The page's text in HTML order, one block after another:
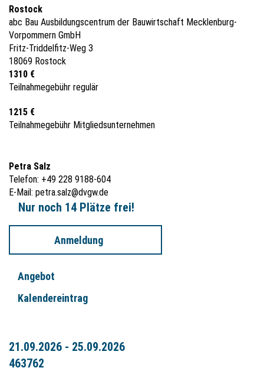
Rostock
abc Bau Ausbildungscentrum der Bauwirtschaft Mecklenburg-
Vorpommern GmbH
Fritz-Triddelfitz-Weg 3
18069 Rostock
1310 €
Teilnahmegebühr regulär
1215 €
Teilnahmegebühr Mitgliedsunternehmen
Petra Salz
Telefon: +49 228 9188-604
E-Mail: petra.salz@dvgw.de
Nur noch 14 Plätze frei!
Anmeldung
Angebot
Kalendereintrag
21.09.2026 - 25.09.2026
463762